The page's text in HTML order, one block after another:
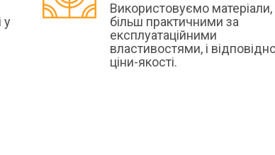
у
Використовуємо матеріали,
більш практичними за
експлуатаційними
властивостями, і
ціни-якості.